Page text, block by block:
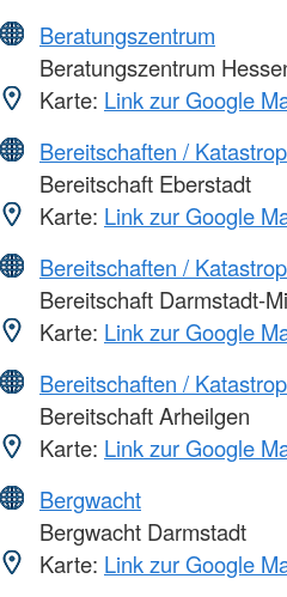
Beratungszentrum
Beratungszentrum
Karte: Link zur Google
Bereitschaften /
Bereitschaft Eberstadt
Karte: Link zur Google
Bereitschaften /
Bereitschaft Darmstadt-
Karte: Link zur Google
Bereitschaften /
Bereitschaft Arheilgen
Karte: Link zur Google
Bergwacht
Bergwacht Darmstadt
Karte: Link zur Google